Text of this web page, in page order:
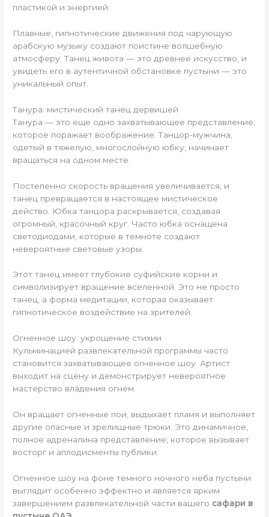
пластикой и энергией.
Плавные, гипнотические движения под чарующую
арабскую музыку создают поистине волшебную
атмосферу. Танец живота — это древнее искусство, и
увидеть его в аутентичной обстановке пустыни — это
уникальный опыт.
Танура: мистический танец дервишей
Танура — это еще одно захватывающее представление,
которое поражает воображение. Танцор-мужчина,
одетый в тяжелую, многослойную юбку, начинает
вращаться на одном месте.
Постепенно скорость вращения увеличивается, и
танец превращается в настоящее мистическое
действо. Юбка танцора раскрывается, создавая
огромный, красочный круг. Часто юбка оснащена
светодиодами, которые в темноте создают
невероятные световые узоры.
Этот танец имеет глубокие суфийские корни и
символизирует вращение вселенной. Это не просто
танец, а форма медитации, которая оказывает
гипнотическое воздействие на зрителей.
Огненное шоу: укрощение стихии
Кульминацией развлекательной программы часто
становится захватывающее огненное шоу. Артист
выходит на сцену и демонстрирует невероятное
мастерство владения огнем.
Он вращает огненные пои, выдыхает пламя и выполняет
другие опасные и зрелищные трюки. Это динамичное,
полное адреналина представление, которое вызывает
восторг и аплодисменты публики.
Огненное шоу на фоне темного ночного неба пустыни
выглядит особенно эффектно и является ярким
завершением развлекательной части вашего сафари в